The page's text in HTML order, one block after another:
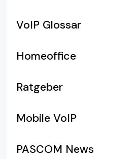
VoIP Glossar
Homeoffice
Ratgeber
Mobile VoIP
PASCOM News